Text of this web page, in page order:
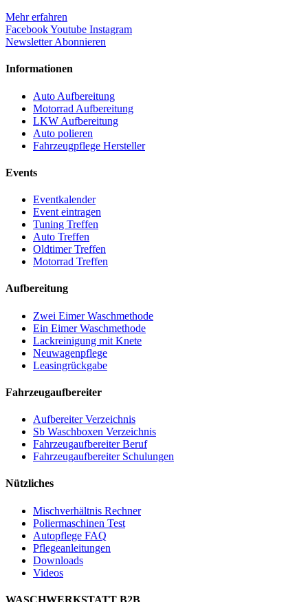
Mehr erfahren
FacebookYoutube Instagram
Newsletter Abonnieren
Informationen
Auto Aufbereitung
Motorrad Aufbereitung
LKW Aufbereitung
Auto polieren
Fahrzeugpflege Hersteller
Events
Eventkalender
Event eintragen
Tuning Treffen
Auto Treffen
Oldtimer Treffen
Motorrad Treffen
Aufbereitung
Zwei Eimer Waschmethode
Ein Eimer Waschmethode
Lackreinigung mit Knete
Neuwagenpflege
Leasingrückgabe
Fahrzeugaufbereiter
Aufbereiter Verzeichnis
Sb Waschboxen Verzeichnis
Fahrzeugaufbereiter Beruf
Fahrzeugaufbereiter Schulungen
Nützliches
Mischverhältnis Rechner
Poliermaschinen Test
Autopflege FAQ
Pflegeanleitungen
Downloads
Videos
WASCHWERKSTATT B2B